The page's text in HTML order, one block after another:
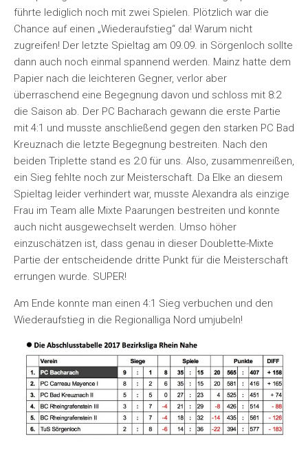
führte lediglich noch mit zwei Spielen. Plötzlich war die
Chance auf einen „Wiederaufstieg“ da! Warum nicht
zugreifen! Der letzte Spieltag am 09.09. in Sörgenloch sollte
dann auch noch einmal spannend werden. Mainz hatte dem
Papier nach die leichteren Gegner, verlor aber
überraschend eine Begegnung davon und schloss mit 8:2
die Saison ab. Der PC Bacharach gewann die erste Partie
mit 4:1 und musste anschließend gegen den starken PC Bad
Kreuznach die letzte Begegnung bestreiten. Nach den
beiden Triplette stand es 2:0 für uns. Also, zusammenreißen,
ein Sieg fehlte noch zur Meisterschaft. Da Elke an diesem
Spieltag leider verhindert war, musste Alexandra als einzige
Frau im Team alle Mixte Paarungen bestreiten und konnte
auch nicht ausgewechselt werden. Umso höher
einzuschätzen ist, dass genau in dieser Doublette-Mixte
Partie der entscheidende dritte Punkt für die Meisterschaft
errungen wurde. SUPER!
Am Ende konnte man einen 4:1 Sieg verbuchen und den
Wiederaufstieg in die Regionalliga Nord umjubeln!